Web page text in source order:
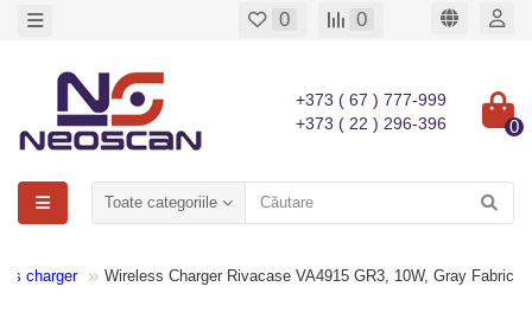
0 0
+373 ( 67 ) 777-999
+373 ( 22 ) 296-396
0
Toate categoriile
charger Wireless Charger Rivacase VA4915 GR3, 10W, Gray Fabric